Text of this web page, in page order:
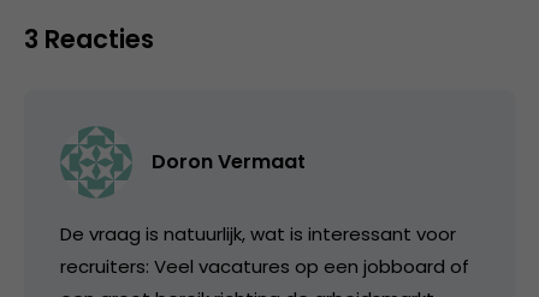
3 Reacties
Doron Vermaat
De vraag is natuurlijk, wat is interessant voor
recruiters: Veel vacatures op een jobboard of